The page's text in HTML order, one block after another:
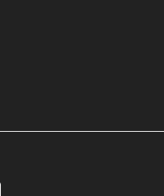
votre compte client à la